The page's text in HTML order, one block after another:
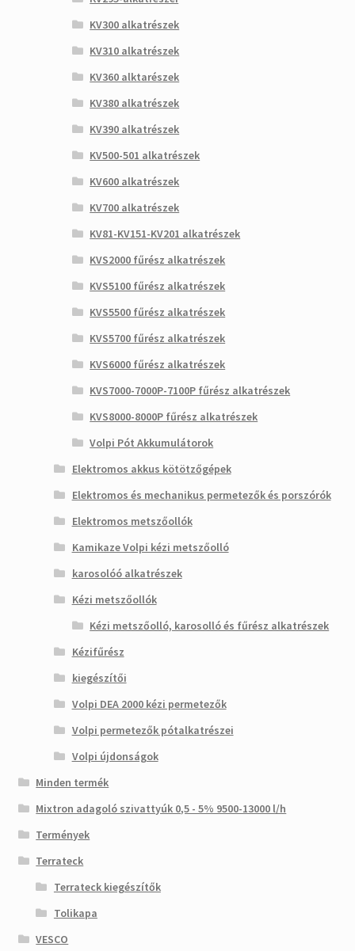
KV300 alkatrészek
KV310 alkatrészek
KV360 alktarészek
KV380 alkatrészek
KV390 alkatrészek
KV500-501 alkatrészek
KV600 alkatrészek
KV700 alkatrészek
KV81-KV151-KV201 alkatrészek
KVS2000 fűrész alkatrészek
KVS5100 fűrész alkatrészek
KVS5500 fűrész alkatrészek
KVS5700 fűrész alkatrészek
KVS6000 fűrész alkatrészek
KVS7000-7000P-7100P fűrész alkatrészek
KVS8000-8000P fűrész alkatrészek
Volpi Pót Akkumulátorok
Elektromos akkus kötötzőgépek
Elektromos és mechanikus permetezők és porszórók
Elektromos metszőollók
Kamikaze Volpi kézi metszőolló
karosolóó alkatrészek
Kézi metszőollók
Kézi metszőolló, karosolló és fűrész alkatrészek
Kézifűrész
kiegészítői
Volpi DEA 2000 kézi permetezők
Volpi permetezők pótalkatrészei
Volpi újdonságok
Minden termék
Mixtron adagoló szivattyúk 0,5 - 5% 9500-13000 l/h
Termények
Terrateck
Terrateck kiegészítők
Tolikapa
VESCO